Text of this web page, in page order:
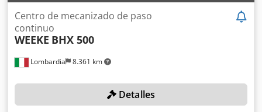
Lombardia 8.361 km
Centro de mecanizado de paso
continuo
WEEKE BHX 500
Detalles